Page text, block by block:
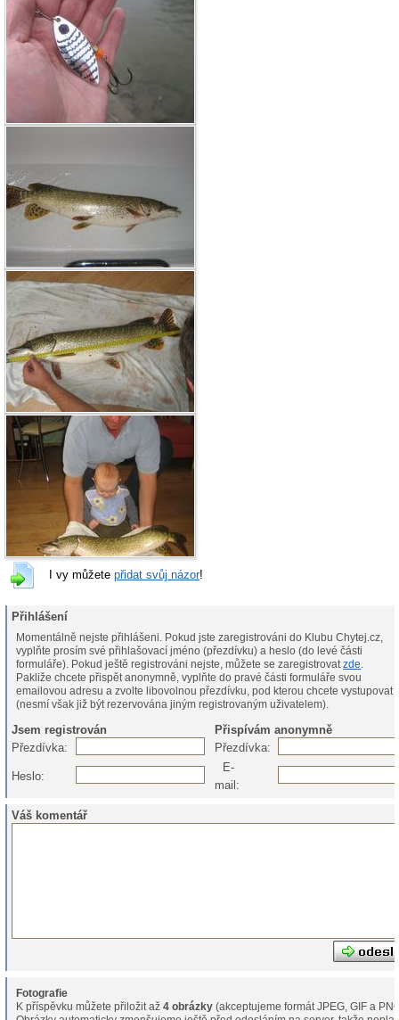
I vy můžete přidat svůj názor!
Přihlášení
Momentálně nejste přihlášeni. Pokud jste zaregistrováni do Klubu Chytej.cz,
vyplňte prosím své přihlašovací jméno (přezdívku) a heslo (do levé části
formuláře). Pokud ještě registrováni nejste, můžete se zaregistrovatzde
Pakliže chcete přispět anonymně, vyplňte do pravé části formuláře svou
emailovou adresu a zvolte libovolnou přezdívku, pod kterou chcete vystupovat
(nesmí však již být rezervována jiným registrovaným uživatelem).
Jsem registrován
Přispívám anonymně
Přezdívka:
Přezdívka:
Heslo:
E-
mail:
Váš komentář
Fotografie
K příspěvku můžete přiložit až4 obrázky (akceptujeme formát JPEG, GIF a